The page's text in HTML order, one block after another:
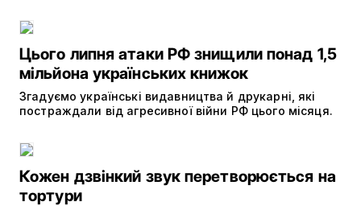
Цього липня атаки РФ знищили понад 1,5
мільйона українських книжок
Згадуємо українські видавництва й друкарні, які
постраждали від агресивної війни РФ цього місяця.
Кожен дзвінкий звук перетворюється на
тортури